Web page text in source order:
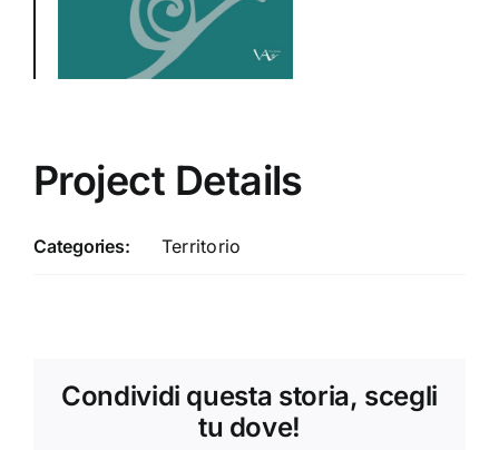
Project Details
Categories: Territorio
Condividi questa storia, scegli
tu dove!